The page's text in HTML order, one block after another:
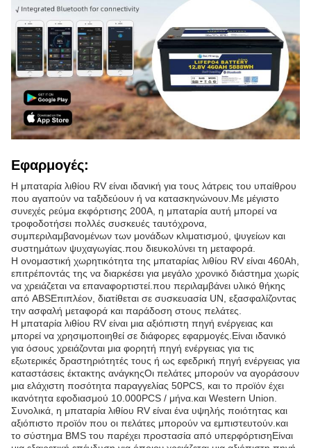
Εφαρμογές:
Η μπαταρία λιθίου RV είναι ιδανική για τους λάτρεις του υπαίθρου
που αγαπούν να ταξιδεύουν ή να κατασκηνώνουν.Με μέγιστο
συνεχές ρεύμα εκφόρτισης 200A, η μπαταρία αυτή μπορεί να
τροφοδοτήσει πολλές συσκευές ταυτόχρονα,
συμπεριλαμβανομένων των μονάδων κλιματισμού, ψυγείων και
συστημάτων ψυχαγωγίας.που διευκολύνει τη μεταφορά.
Η ονομαστική χωρητικότητα της μπαταρίας λιθίου RV είναι 460Ah,
επιτρέποντάς της να διαρκέσει για μεγάλο χρονικό διάστημα χωρίς
να χρειάζεται να επαναφορτιστεί.που περιλαμβάνει υλικό θήκης
από ABSΕπιπλέον, διατίθεται σε συσκευασία UN, εξασφαλίζοντας
την ασφαλή μεταφορά και παράδοση στους πελάτες.
Η μπαταρία λιθίου RV είναι μια αξιόπιστη πηγή ενέργειας και
μπορεί να χρησιμοποιηθεί σε διάφορες εφαρμογές.Είναι ιδανικό
για όσους χρειάζονται μια φορητή πηγή ενέργειας για τις
εξωτερικές δραστηριότητές τους ή ως εφεδρική πηγή ενέργειας για
καταστάσεις έκτακτης ανάγκηςΟι πελάτες μπορούν να αγοράσουν
μια ελάχιστη ποσότητα παραγγελίας 50PCS, και το προϊόν έχει
ικανότητα εφοδιασμού 10.000PCS / μήνα.και Western Union.
Συνολικά, η μπαταρία λιθίου RV είναι ένα υψηλής ποιότητας και
αξιόπιστο προϊόν που οι πελάτες μπορούν να εμπιστευτούν.και
το σύστημα BMS του παρέχει προστασία από υπερφόρτισηΕίναι